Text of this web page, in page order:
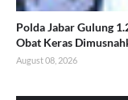
Polda Jabar Gulung
Obat Keras
August 08, 2026